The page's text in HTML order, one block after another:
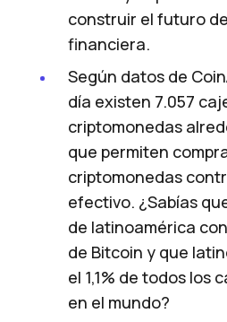
construir el futuro
financiera.
Según datos de
día existen 7.057
criptomonedas
que permiten
criptomonedas
efectivo. ¿Sabías
de latinoamérica
de Bitcoin y que
el 1,1% de todos los
en el mundo?